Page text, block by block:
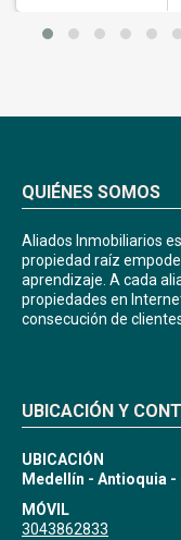
QUIÉNES SOMOS
Aliados Inmobiliarios
propiedad raíz
aprendizaje. A cada
propiedades en
consecución de
UBICACIÓN Y
UBICACIÓN
Medellín - Antioquia
MÓVIL
3043862833